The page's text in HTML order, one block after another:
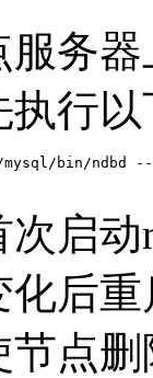
务
行
启
后
节点